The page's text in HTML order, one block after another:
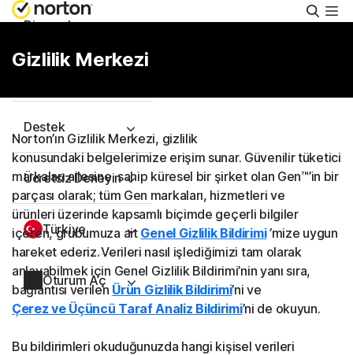
Bireysel
Destek
Ücretsiz Deneyin
Türkiye
Oturum Aç
Gizlilik Merkezi
Norton’ın Gizlilik Merkezi, gizlilik
konusundaki belgelerimize erişim sunar. Güvenilir tüketici
markaları ailesine sahip küresel bir şirket olan Gen™’in bir
parçası olarak; tüm Gen markaları, hizmetleri ve
ürünleri üzerinde kapsamlı biçimde geçerli bilgiler
içeren, grubumuza ait Genel Gizlilik Bildirimi’mize uygun
hareket ederiz. Verileri nasıl işlediğimizi tam olarak
anlayabilmek için Genel Gizlilik Bildirimi’nin yanı sıra,
bağlantısı verilen Ürün Gizlilik Bildirimi’ni ve
Çerez ve Üçüncü Taraf Analiz Bildirimi’ni de okuyun.
Bu bildirimleri okuduğunuzda hangi kişisel verileri